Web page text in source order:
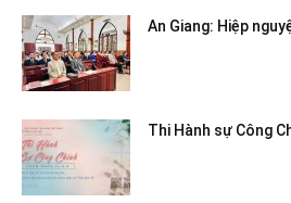
An Giang: Hiệp
Thi Hành sự Công